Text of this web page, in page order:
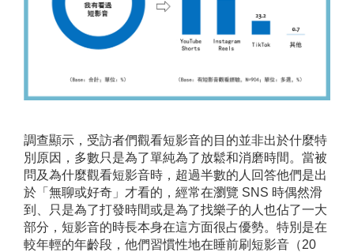
調查顯示，受訪者們觀看短影音的目的並非出於什麼特
別原因，多數只是為了單純為了放鬆和消磨時間。當被
問及為什麼觀看短影音時，超過半數的人回答他們是出
於「無聊或好奇」才看的，經常在瀏覽 SNS 時偶然滑
到、只是為了打發時間或是為了找樂子的人也佔了一大
部分，短影音的時長本身在這方面很占優勢。特別是在
較年輕的年齡段，他們習慣性地在睡前刷短影音（20